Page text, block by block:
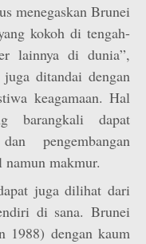
menegaskan Brunei
kokoh di tengah-
lainnya di dunia”,
ditandai dengan
keagamaan. Hal
barangkali dapat
pengembangan
makmur.
juga dilihat dari
di sana. Brunei
1988) dengan kaum